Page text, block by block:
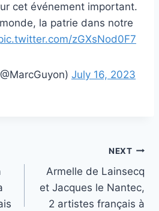
cet événement important.
la patrie dans notre
zGXsNod0F7
July 16, 2023
NEXT
Armelle de Lainsecq
et Jacques le Nantec,
2 artistes français à